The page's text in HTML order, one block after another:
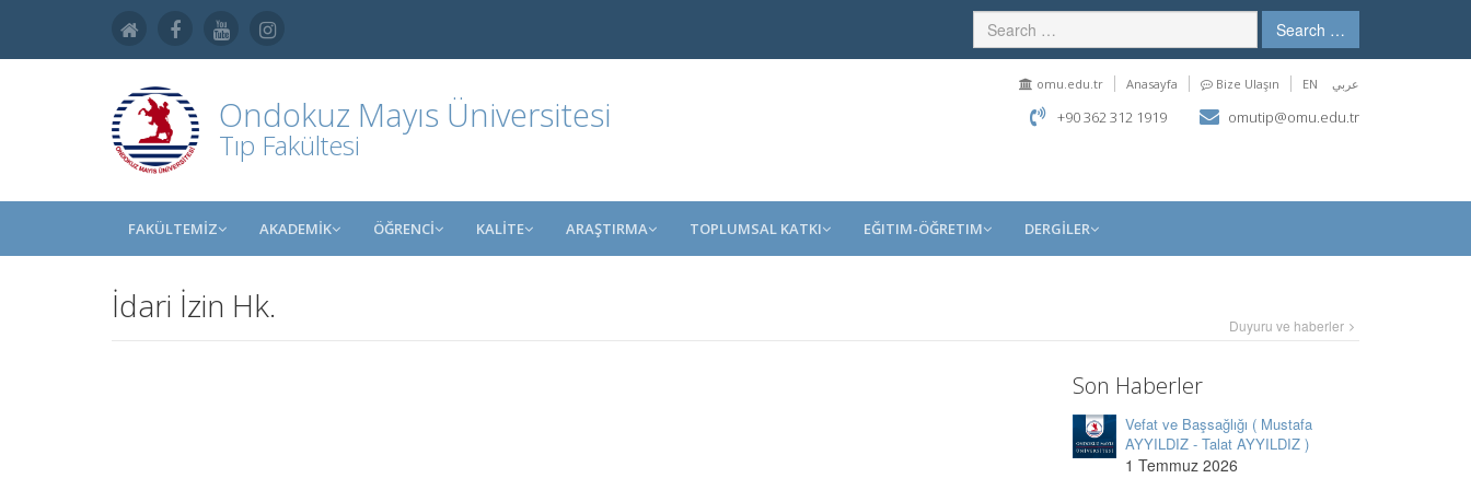
Search …
Ondokuz Mayıs Üniversitesi
Tıp Fakültesi
omu.edu.tr Anasayfa Bize Ulaşın EN عربي
+90 362 312 1919 omutip@omu.edu.tr
FAKÜLTEMİZ AKADEMİK ÖĞRENCİ KALİTE ARAŞTIRMA TOPLUMSAL KATKI EĞITIM-ÖĞRETIM DERGİLER
İdari İzin Hk. Duyuru ve haberler
Son Haberler
Vefat ve Başsağlığı ( Mustafa
AYYILDIZ - Talat AYYILDIZ )
1 Temmuz 2026